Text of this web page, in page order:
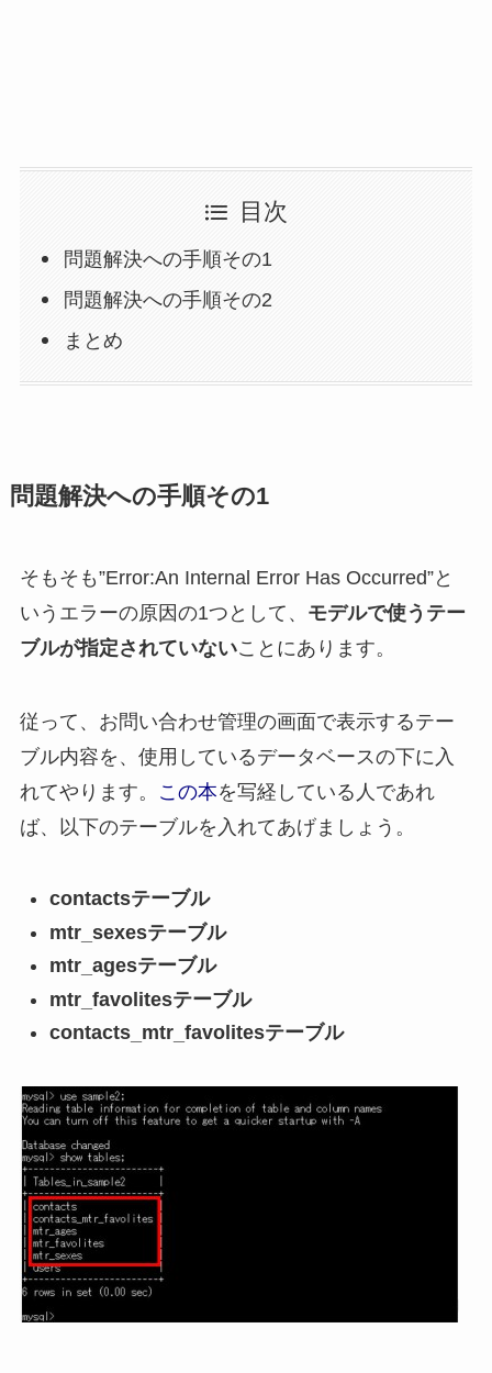
目次
問題解決への手順その1
問題解決への手順その2
まとめ
問題解決への手順その1
そもそも”Error:An Internal Error Has Occurred”と
いうエラーの原因の1つとして、 モデルで使うテー
ブルが指定されていないことにあります。
従って、お問い合わせ管理の画面で表示するテー
ブル内容を、使用しているデータベースの下に入
れてやります。
この本を写経している人であれ
ば、以下のテーブルを入れてあげましょう。
contactsテーブル
mtr_sexesテーブル
mtr_agesテーブル
mtr_favolitesテーブル
contacts_mtr_favolitesテーブル